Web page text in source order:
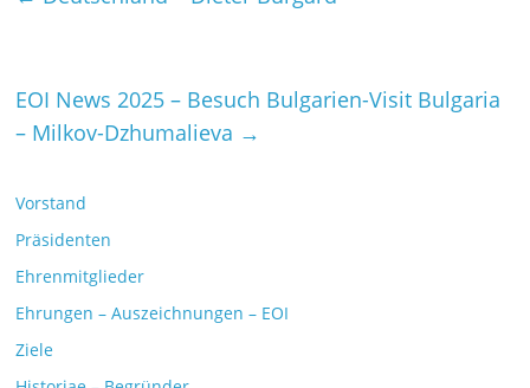
EOI News 2025 – Besuch Bulgarien-Visit Bulgaria
– Milkov-Dzhumalieva →
Vorstand
Präsidenten
Ehrenmitglieder
Ehrungen – Auszeichnungen – EOI
Ziele